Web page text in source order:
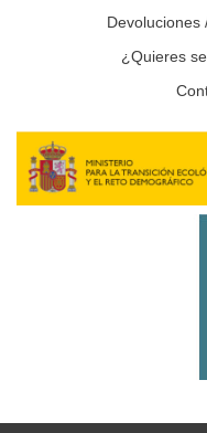
Devoluciones
¿Quieres